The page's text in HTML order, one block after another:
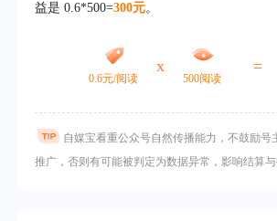
益是 0.6*500=300元。
0.6元/阅读
x
500阅读
=
自媒宝看重公众号自然传播能力，不鼓励号
推广，否则有可能被判定为数据异常，影响结算与